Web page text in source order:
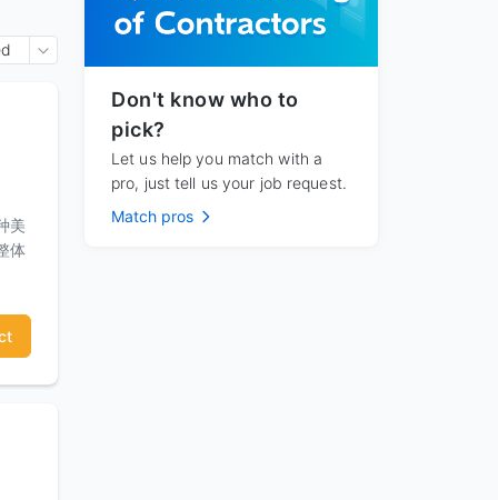
美
体
Don't know who to
pick?
Let us help you match with a
pro, just tell us your job request.
Match pros